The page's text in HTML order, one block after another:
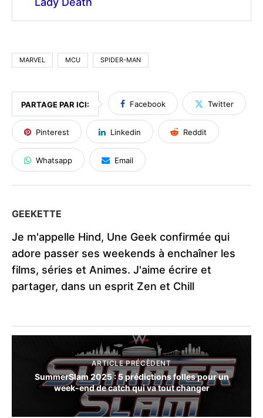
MARVEL MCU SPIDER-MAN
PARTAGE PAR ICI: Facebook Twitter
Pinterest Linkedin Reddit
Whatsapp Email
GEEKETTE
Je m'appelle Hind, Une Geek confirmée qui
adore passer ses weekends à enchaîner les
films, séries et Animes. J'aime écrire et
partager, dans un esprit Zen et Chill
ARTICLE PRÉCÈDENT
SummerSlam 2025 : 5 prédictions folles pour un
week-end de catch qui va tout changer